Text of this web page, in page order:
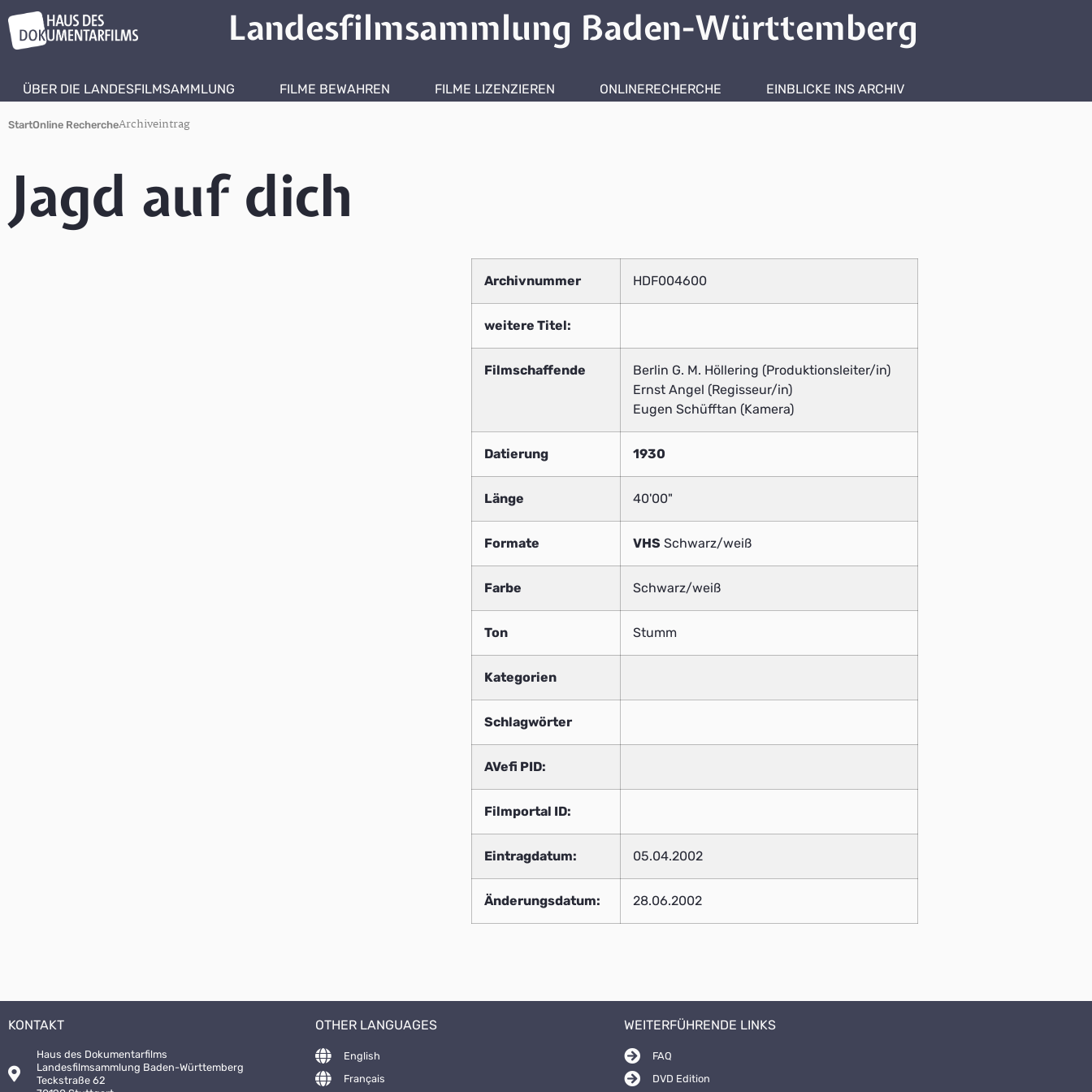
Landesfilmsammlung Baden-Württemberg
ÜBER DIE LANDESFILMSAMMLUNG FILME BEWAHREN FILME LIZENZIEREN ONLINERECHERCHE EINBLICKE INS ARCHIV
StartOnline RechercheArchiveintrag
Jagd auf dich
Archivnummer HDF004600
weitere Titel:
Filmschaffende
Berlin G. M. Höllering (Produktionsleiter/in)
Ernst Angel (Regisseur/in)
Eugen Schüfftan (Kamera)
Datierung 1930
Länge 40'00"
Formate VHS Schwarz/weiß
Farbe Schwarz/weiß
Ton Stumm
Kategorien
Schlagwörter
AVefi PID:
Filmportal ID:
Eintragdatum: 05.04.2002
Änderungsdatum: 28.06.2002
KONTAKT
Haus des Dokumentarfilms
Landesfilmsammlung Baden-Württemberg
Teckstraße 62
OTHER LANGUAGES
English
Français
WEITERFÜHRENDE LINKS
FAQ
DVD Edition